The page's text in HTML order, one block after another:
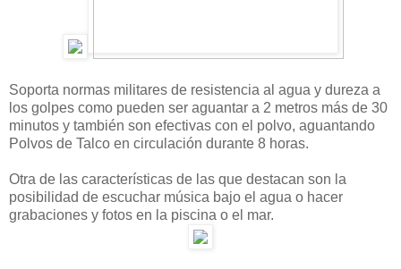
Soporta normas militares de resistencia al agua y dureza a
los golpes como pueden ser aguantar a 2 metros más de 30
minutos y también son efectivas con el polvo, aguantando
Polvos de Talco en circulación durante 8 horas.
Otra de las características de las que destacan son la
posibilidad de escuchar música bajo el agua o hacer
grabaciones y fotos en la piscina o el mar.